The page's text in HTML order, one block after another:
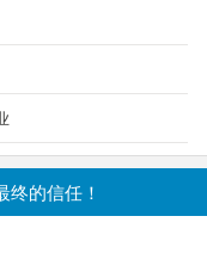
终的信任！